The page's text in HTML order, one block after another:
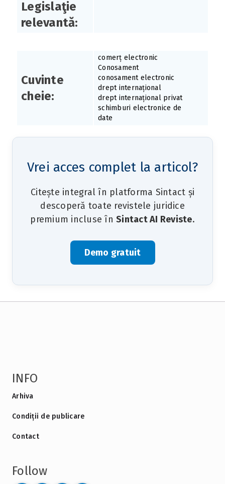
Legislaţie
relevantă:
Cuvinte
cheie:
comerț electronic
Conosament
conosament electronic
drept internațional
drept internațional privat
schimburi electronice de
date
Vrei acces complet la articol?
Citește integral în platforma Sintact și
descoperă toate revistele juridice
premium incluse în Sintact AI Reviste.
Demo gratuit
INFO
Arhiva
Condiții de publicare
Contact
Follow